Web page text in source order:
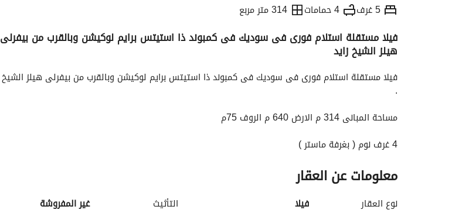
5 غرف 4 حمامات 314 متر مربع
التفاصيل الاتجاهات والمؤشرات الموقع والأماكن القريبة
فيلا مستقلة استلام فورى فى سوديك فى كمبوند ذا استيتس برايم لوكيشن وبالقرب من بيفرلى
هيلز الشيخ زايد
.
مساحة المبانى 314 م الارض 640 م الروف 75م
4 غرف نوم ( بغرفة ماستر )
1 غرفة معيشة
4 حمام
مطبخ و ريسبشن كبير
معلومات عن العقار
نوع العقار
فیلا
التأثيث
غير المفروشة